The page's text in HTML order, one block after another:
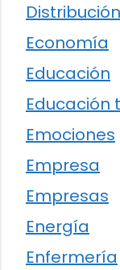
Distribución
Economía
Educación
Educación
Emociones
Empresa
Empresas
Energía
Enfermería